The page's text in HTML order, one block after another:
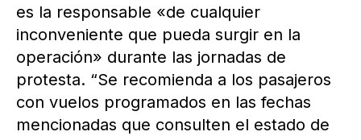
es la responsable «de cualquier
inconveniente que pueda surgir en la
operación» durante las jornadas de
protesta. “Se recomienda a los pasajeros
con vuelos programados en las fechas
mencionadas que consulten el estado de